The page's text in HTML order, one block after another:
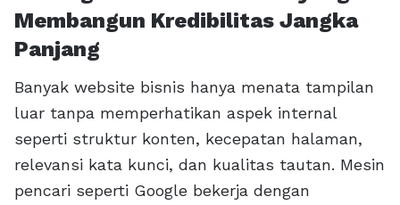
Membangun Kredibilitas Jangka
Panjang
Banyak website bisnis hanya menata tampilan
luar tanpa memperhatikan aspek internal
seperti struktur konten, kecepatan halaman,
relevansi kata kunci, dan kualitas tautan. Mesin
pencari seperti Google bekerja dengan